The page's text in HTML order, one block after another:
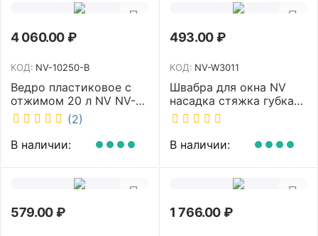
4 060.00₽
КОД: NV-10250-B
Ведро пластиковое с
отжимом 20 л NV NV-
10250-B
(2)
В наличии:
493.00₽
КОД: NV-W3011
Швабра для окна NV
насадка стяжка губка
30 см телескопическая
рукоятка 70-110 см NV-
W3011
В наличии:
579.00₽ 1 766.00₽